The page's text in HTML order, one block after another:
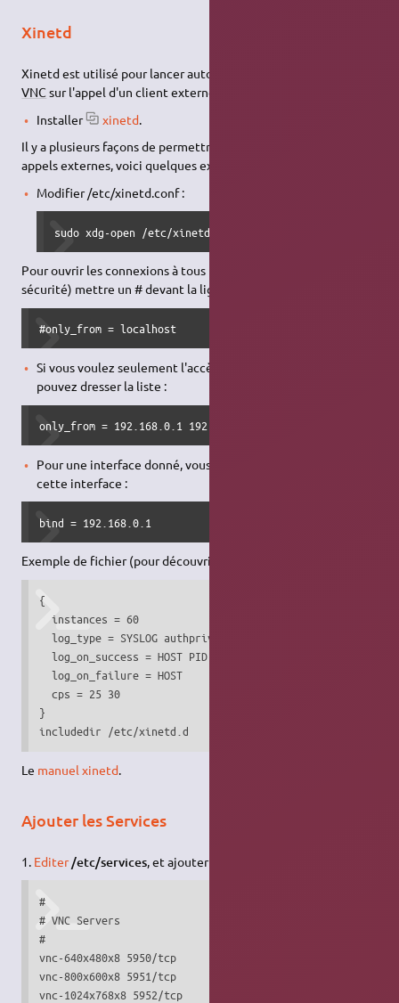
Xinetd
Xinetd est utilisé pour lancer automatiquement un serveur
VNC sur l'appel d'un client externe.
Installer
xinetd
Il y a plusieurs façons de permettre à xinetd d'écouter les
appels externes, voici quelques exemples :
Modifier /etc/xinetd.conf :
sudo xdg-open /etc/xinetd.conf
Pour ouvrir les connexions à tous (peut poser des problèmes de
sécurité) mettre un # devant la ligne :
#only_from = localhost
Si vous voulez seulement l'accès aux clients internes, vous
pouvez dresser la liste :
only_from = 192.168.0.1 192.168.0.2
Pour une interface donné, vous pouvez spécifier l'IP de
cette interface :
bind = 192.168.0.1
Exemple de fichier (pour découvrir d'autres options) :
{
  instances = 60
  log_type = SYSLOG authpriv
  log_on_success = HOST PID
  log_on_failure = HOST
  cps = 25 30
}
Le manuel xinetd.
Ajouter les Services
1. Editer/etc/services, et ajouter (à la fin) :
#
# VNC Servers
#
vnc-640x480x8 5950/tcp
vnc-800x600x8 5951/tcp
vnc-1024x768x8 5952/tcp